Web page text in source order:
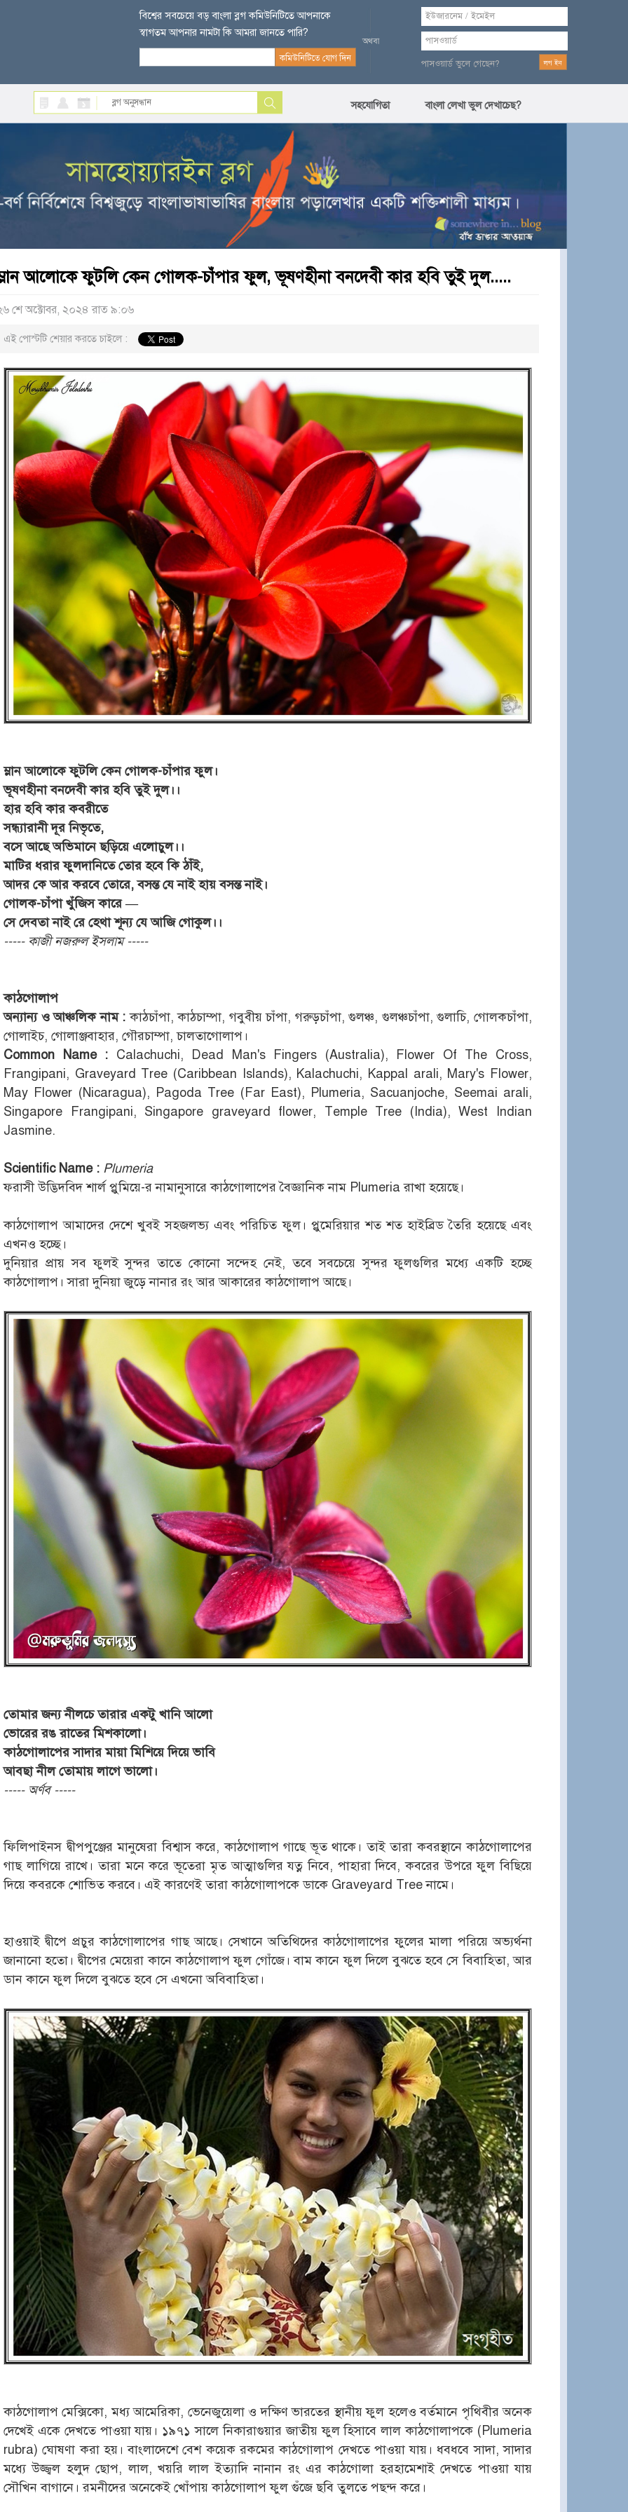
বিশ্বের সবচেয়ে বড় বাংলা ব্লগ কমিউনিটিতে আপনাকে
স্বাগতম আপনার নামটা কি আমরা জানতে পারি?
পাসওয়ার্ড ভুলে গেছেন?
সহযোগিতা বাংলা লেখা ভুল দেখাচেছ?
আলোকে ফুটলি কেন গোলক-চাঁপার ফুল, ভূষণহীনা বনদেবী কার হবি তুই দুল.....
শে অক্টোবর, ২০২৪ রাত ৯:০৬
এই পোস্টটি শেয়ার করতে চাইলে :
ম্লান আলোকে ফুটলি কেন গোলক-চাঁপার ফুল।
ভূষণহীনা বনদেবী কার হবি তুই দুল।।
হার হবি কার কবরীতে
সন্ধ্যারানী দূর নিভৃতে,
বসে আছে অভিমানে ছড়িয়ে এলোচুল।।
মাটির ধরার ফুলদানিতে তোর হবে কি ঠাঁই,
আদর কে আর করবে তোরে, বসন্ত যে নাই হায় বসন্ত নাই।
গোলক-চাঁপা খুঁজিস কারে —
সে দেবতা নাই রে হেথা শূন্য যে আজি গোকুল।।
----- কাজী নজরুল ইসলাম -----
কাঠগোলাপ
অন্যান্য ও আঞ্চলিক নাম : কাঠচাঁপা, কাঠচাম্পা, গবুবীয় চাঁপা, গরুড়চাঁপা, গুলঞ্চ, গুলঞ্চচাঁপা, গুলাচি, গোলকচাঁপা,
গোলাইচ, গোলাঞ্জবাহার, গৌরচাম্পা, চালতাগোলাপ।
Common Name : Calachuchi, Dead Man's Fingers (Australia), Flower Of The Cross,
Frangipani, Graveyard Tree (Caribbean Islands), Kalachuchi, Kappal arali, Mary's Flower,
May Flower (Nicaragua), Pagoda Tree (Far East), Plumeria, Sacuanjoche, Seemai arali,
Singapore Frangipani, Singapore graveyard flower, Temple Tree (India), West Indian
Jasmine.
Scientific Name : Plumeria
ফরাসী উদ্ভিদবিদ শার্ল প্লুমিয়ে-র নামানুসারে কাঠগোলাপের বৈজ্ঞানিক নাম Plumeria রাখা হয়েছে।
কাঠগোলাপ আমাদের দেশে খুবই সহজলভ্য এবং পরিচিত ফুল। প্লুমেরিয়ার শত শত হাইব্রিড তৈরি হয়েছে এবং
এখনও হচ্ছে।
দুনিয়ার প্রায় সব ফুলই সুন্দর তাতে কোনো সন্দেহ নেই, তবে সবচেয়ে সুন্দর ফুলগুলির মধ্যে একটি হচ্ছে
কাঠগোলাপ। সারা দুনিয়া জুড়ে নানার রং আর আকারের কাঠগোলাপ আছে।
তোমার জন্য নীলচে তারার একটু খানি আলো
ভোরের রঙ রাতের মিশকালো।
কাঠগোলাপের সাদার মায়া মিশিয়ে দিয়ে ভাবি
আবছা নীল তোমায় লাগে ভালো।
----- অর্ণব -----
ফিলিপাইনস দ্বীপপুঞ্জের মানুষেরা বিশ্বাস করে, কাঠগোলাপ গাছে ভূত থাকে। তাই তারা কবরস্থানে কাঠগোলাপের
গাছ লাগিয়ে রাখে। তারা মনে করে ভূতেরা মৃত আত্মাগুলির যত্ন নিবে, পাহারা দিবে, কবরের উপরে ফুল বিছিয়ে
দিয়ে কবরকে শোভিত করবে। এই কারণেই তারা কাঠগোলাপকে ডাকে Graveyard Tree নামে।
হাওয়াই দ্বীপে প্রচুর কাঠগোলাপের গাছ আছে। সেখানে অতিথিদের কাঠগোলাপের ফুলের মালা পরিয়ে অভ্যর্থনা
জানানো হতো। দ্বীপের মেয়েরা কানে কাঠগোলাপ ফুল গোঁজে। বাম কানে ফুল দিলে বুঝতে হবে সে বিবাহিতা, আর
ডান কানে ফুল দিলে বুঝতে হবে সে এখনো অবিবাহিতা।
কাঠগোলাপ মেক্সিকো, মধ্য আমেরিকা, ভেনেজুয়েলা ও দক্ষিণ ভারতের স্থানীয় ফুল হলেও বর্তমানে পৃথিবীর অনেক
দেখেই একে দেখতে পাওয়া যায়। ১৯৭১ সালে নিকারাগুয়ার জাতীয় ফুল হিসাবে লাল কাঠগোলাপকে (Plumeria
rubra) ঘোষণা করা হয়। বাংলাদেশে বেশ কয়েক রকমের কাঠগোলাপ দেখতে পাওয়া যায়। ধবধবে সাদা, সাদার
মধ্যে উজ্জ্বল হলুদ ছোপ, লাল, খয়রি লাল ইত্যাদি নানান রং এর কাঠগোলা হরহামেশাই দেখতে পাওয়া যায়
সৌখিন বাগানে। রমনীদের অনেকেই খোঁপায় কাঠগোলাপ ফুল গুঁজে ছবি তুলতে পছন্দ করে।